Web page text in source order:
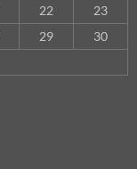
22
23
29
30